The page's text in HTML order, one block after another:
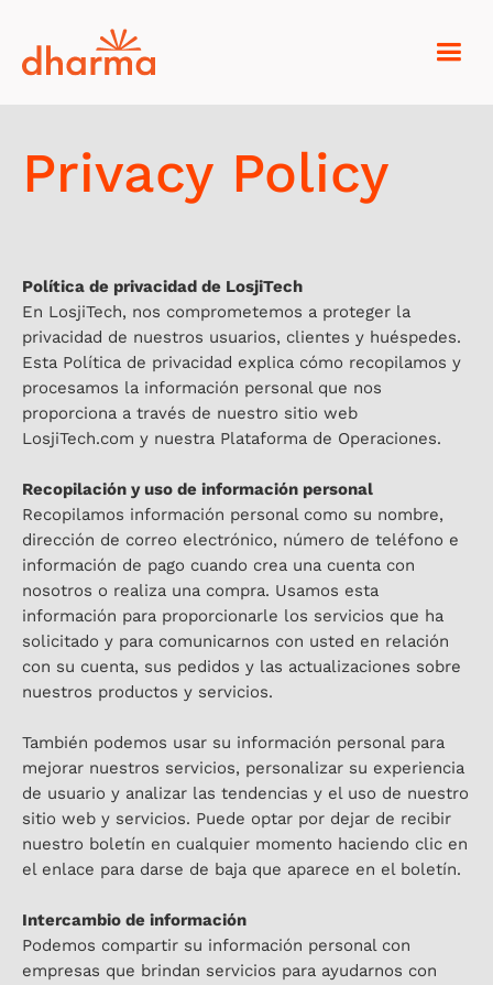
Privacy Policy
Política de privacidad de LosjiTech
En LosjiTech, nos comprometemos a proteger la
privacidad de nuestros usuarios, clientes y huéspedes.
Esta Política de privacidad explica cómo recopilamos y
procesamos la información personal que nos
proporciona a través de nuestro sitio web
LosjiTech.com y nuestra Plataforma de Operaciones.
Recopilación y uso de información personal
Recopilamos información personal como su nombre,
dirección de correo electrónico, número de teléfono e
información de pago cuando crea una cuenta con
nosotros o realiza una compra. Usamos esta
información para proporcionarle los servicios que ha
solicitado y para comunicarnos con usted en relación
con su cuenta, sus pedidos y las actualizaciones sobre
nuestros productos y servicios.
También podemos usar su información personal para
mejorar nuestros servicios, personalizar su experiencia
de usuario y analizar las tendencias y el uso de nuestro
sitio web y servicios. Puede optar por dejar de recibir
nuestro boletín en cualquier momento haciendo clic en
el enlace para darse de baja que aparece en el boletín.
Intercambio de información
Podemos compartir su información personal con
empresas que brindan servicios para ayudarnos con